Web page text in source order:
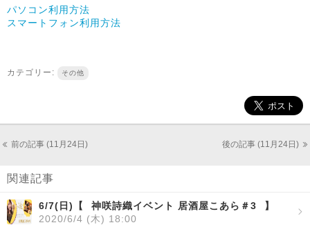
パソコン利用方法
スマートフォン利用方法
カテゴリー: その他
前の記事 (11月24日) 後の記事 (11月24日)
関連記事
6/7(日)【⠀神咲詩織イベント 居酒屋こあら＃3⠀】
2020/6/4 (木) 18:00